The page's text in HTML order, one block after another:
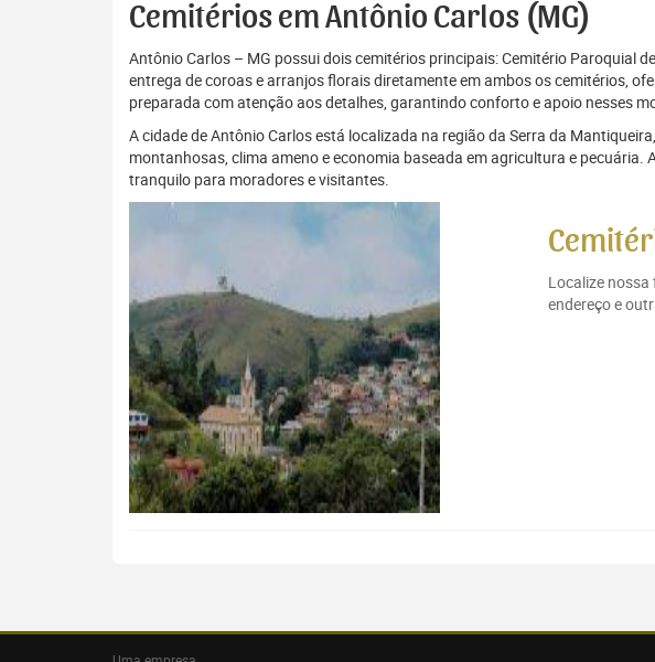
Cemitérios em Antônio Carlos (MG)
Antônio Carlos – MG possui dois cemitérios principais: Cemitério Paroquial
entrega de coroas e arranjos florais diretamente em ambos os cemitérios,
preparada com atenção aos detalhes, garantindo conforto e apoio nesses
A cidade de Antônio Carlos está localizada na região da Serra da
montanhosas, clima ameno e economia baseada em agricultura e
tranquilo para moradores e visitantes.
Localize
endereço e